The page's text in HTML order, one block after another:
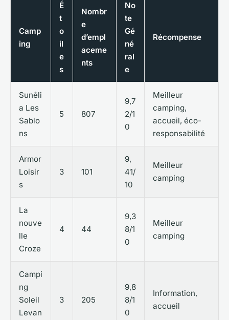
Camp
ing
É
t
o
il
e
s
Nombr
e
d’empl
aceme
nts
No
te
Gé
né
ral
e
Récompense
Sunêli
a Les
Sablo
ns
5 807
9,7
2/1
0
Meilleur
camping,
accueil, éco-
responsabilité
Armor
Loisir
s
3 101
9,
41/
10
Meilleur
camping
La
nouve
lle
Croze
4 44
9,3
8/1
0
Meilleur
camping
Campi
ng
Soleil
Levan
3 205
9,8
8/1
0
Information,
accueil